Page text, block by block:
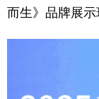
而生》品牌展示